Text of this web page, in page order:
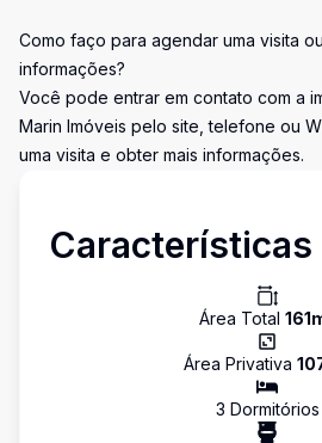
Como faço para agendar uma visita
informações?
Você pode entrar em contato com a
Marin Imóveis pelo site, telefone ou
uma visita e obter mais informações.
Características
Área Total 161
Área Privativa
3 Dormitórios